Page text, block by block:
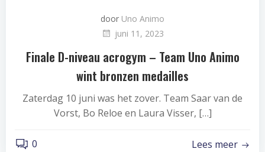
door Uno Animo
juni 11, 2023
Finale D-niveau acrogym – Team Uno Animo
wint bronzen medailles
Zaterdag 10 juni was het zover. Team Saar van de
Vorst, Bo Reloe en Laura Visser, […]
0 Lees meer